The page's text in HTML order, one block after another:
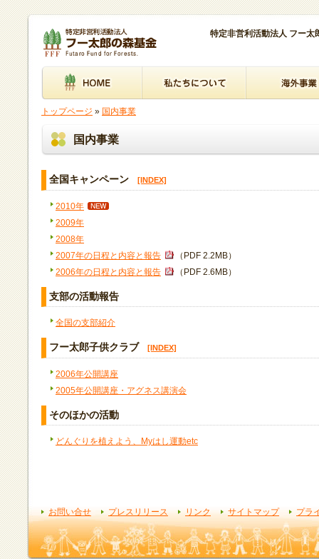
特定非営利活動法人 フー
トップページ » 国内事業
国内事業
全国キャンペーン [INDEX]
2010年
2009年
2008年
2007年の日程と内容と報告
（PDF 2.2MB）
2006年の日程と内容と報告
（PDF 2.6MB）
支部の活動報告
全国の支部紹介
フー太郎子供クラブ [INDEX]
2006年公開講座
2005年公開講座・アグネス講演会
そのほかの活動
どんぐりを植えよう、Myはし運動etc
お問い合せ プレスリリース リンク サイトマップ プラ